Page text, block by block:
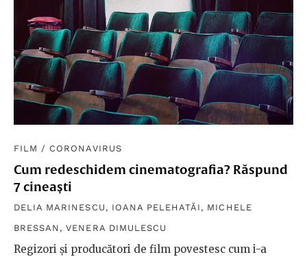
FILM / CORONAVIRUS
Cum redeschidem cinematografia? Răspund
7 cineaști
DELIA MARINESCU , IOANA PELEHATĂI , MICHELE
BRESSAN ,VENERA DIMULESCU
Regizori și producători de film povestesc cum i-a